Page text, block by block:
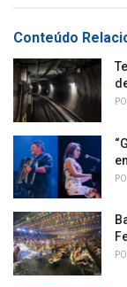
o
r
i
s
:
:Conteúdo